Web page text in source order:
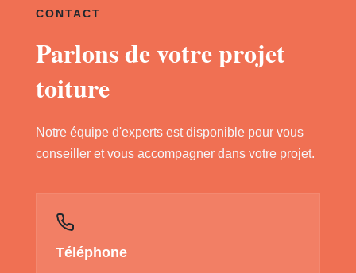
CONTACT
Parlons de votre projet
toiture
Notre équipe d'experts est disponible pour vous
conseiller et vous accompagner dans votre projet.
Téléphone